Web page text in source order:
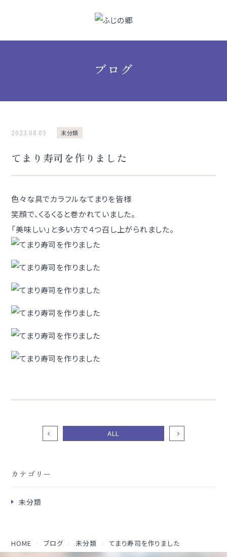
ブログ
カテゴリー
未分類
2023.08.05 未分類
てまり寿司を作りました
色々な具でカラフルなてまりを皆様
笑顔で、くるくると巻かれていました。
「美味しい」と多い方で４つ召し上がられました。
ALL
HOME ブログ 未分類 てまり寿司を作りました